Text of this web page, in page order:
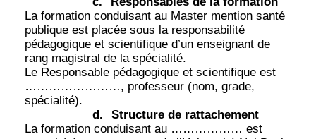
La formation conduisant au Master mention santé
publique est placée sous la responsabilité
pédagogique et scientifique d’un enseignant de
rang magistral de la spécialité.
Le Responsable pédagogique et scientifique est
……………………, professeur (nom, grade,
spécialité).
d.
Structure de rattachement
La formation conduisant au ……………… est